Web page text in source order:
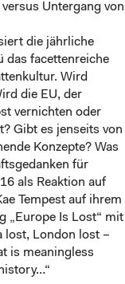
Untergang von
die jährliche
das facettenreiche
Wird
die EU, der
vernichten oder
Gibt es jenseits von
Konzepte? Was
für
als Reaktion auf
Tempest auf ihrem
„Europe Is Lost“ mit
lost, London lost –
is meaningless